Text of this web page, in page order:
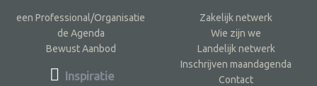
een Professional/Organisatie
de Agenda
Bewust Aanbod
Inspiratie
Zakelijk netwerk
Wie zijn we
Landelijk netwerk
Inschrijven maandagenda
Contact